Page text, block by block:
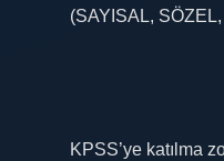
(SAYISAL,
KPSS’ye katılma